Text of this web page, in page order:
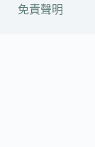
免責聲明